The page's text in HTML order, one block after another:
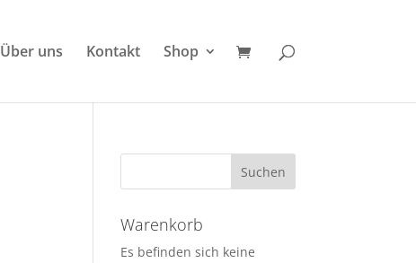
Über uns Kontakt Shop
Warenkorb
Es befinden sich keine